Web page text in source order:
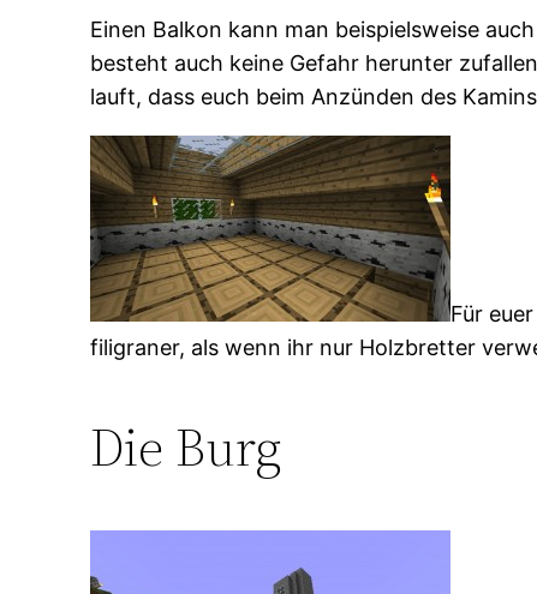
Einen Balkon kann man beispielsweise
besteht auch keine Gefahr herunter
lauft, dass euch beim Anzünden des
Für
filigraner, als wenn ihr nur Holzbretter
Die Burg